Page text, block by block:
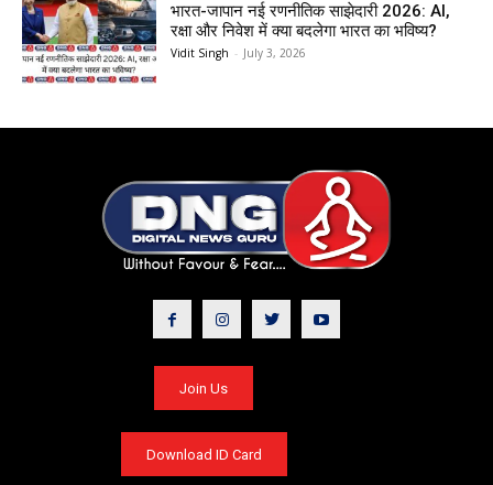
भारत-जापान नई रणनीतिक साझेदारी 2026: AI,
रक्षा और निवेश में क्या बदलेगा भारत का भविष्य?
Vidit Singh - July 3, 2026
Join Us
Download ID Card